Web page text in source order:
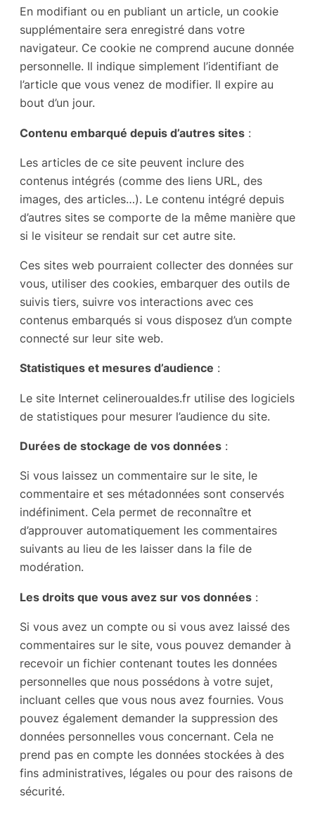
En modifiant ou en publiant un article, un cookie
supplémentaire sera enregistré dans votre
navigateur. Ce cookie ne comprend aucune donnée
personnelle. Il indique simplement l’identifiant de
l’article que vous venez de modifier. Il expire au
bout d’un jour.
Contenu embarqué depuis d’autres sites :
Les articles de ce site peuvent inclure des
contenus intégrés (comme des liens URL, des
images, des articles…). Le contenu intégré depuis
d’autres sites se comporte de la même manière que
si le visiteur se rendait sur cet autre site.
Ces sites web pourraient collecter des données sur
vous, utiliser des cookies, embarquer des outils de
suivis tiers, suivre vos interactions avec ces
contenus embarqués si vous disposez d’un compte
connecté sur leur site web.
Statistiques et mesures d’audience :
Le site Internet celineroualdes.fr utilise des logiciels
de statistiques pour mesurer l’audience du site.
Durées de stockage de vos données :
Si vous laissez un commentaire sur le site, le
commentaire et ses métadonnées sont conservés
indéfiniment. Cela permet de reconnaître et
d’approuver automatiquement les commentaires
suivants au lieu de les laisser dans la file de
modération.
Les droits que vous avez sur vos données :
Si vous avez un compte ou si vous avez laissé des
commentaires sur le site, vous pouvez demander à
recevoir un fichier contenant toutes les données
personnelles que nous possédons à votre sujet,
incluant celles que vous nous avez fournies. Vous
pouvez également demander la suppression des
données personnelles vous concernant. Cela ne
prend pas en compte les données stockées à des
fins administratives, légales ou pour des raisons de
sécurité.